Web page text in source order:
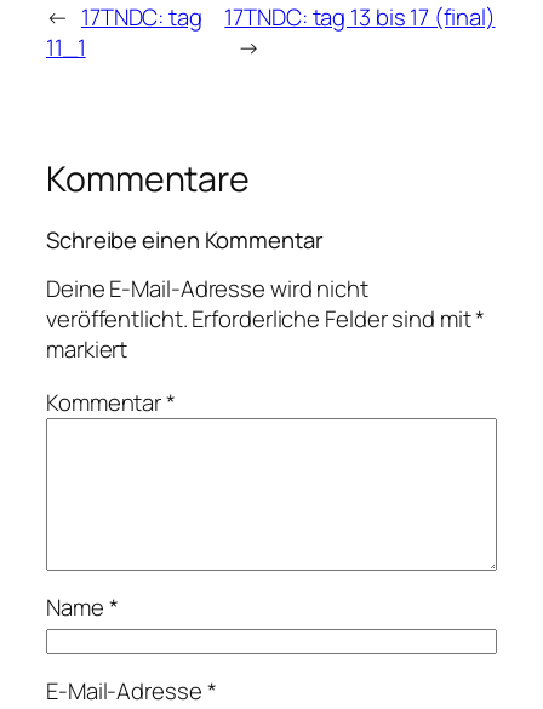
← 17TNDC: tag
11_1
17TNDC: tag 13 bis 17 (final)
→
Kommentare
Schreibe einen Kommentar
Deine E-Mail-Adresse wird nicht
veröffentlicht.Erforderliche Felder sind mit*
markiert
Kommentar*
Name*
E-Mail-Adresse*